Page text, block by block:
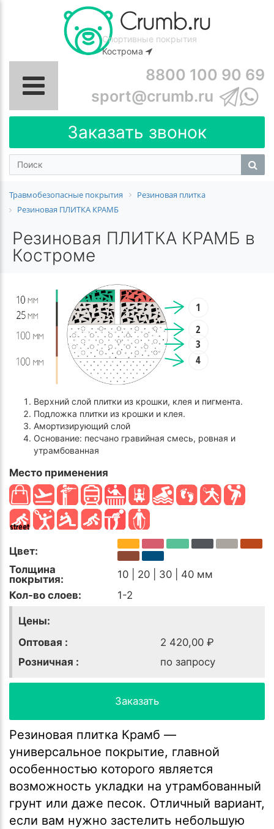
Спортивные покрытия
Кострома
8800 100 90 69
sport@crumb.ru
Заказать звонок
Травмобезопасные покрытия
Резиновая плитка
Резиновая ПЛИТКА КРАМБ
Резиновая ПЛИТКА КРАМБ в
Костроме
1
2
3
4
Верхний слой плитки из крошки, клея и пигмента.
Подложка плитки из крошки и клея.
Амортизирующий слой
Основание: песчано гравийная смесь, ровная и
утрамбованная
Место применения
Цвет:
Толщина
покрытия:
10 | 20 | 30 | 40 мм
Кол-во слоев:
1-2
Цены:
Оптовая :
2 420,00 ₽
Розничная :
по запросу
Заказать
Резиновая плитка Крамб —
универсальное покрытие, главной
особенностью которого является
возможность укладки на утрамбованный
грунт или даже песок. Отличный вариант,
если вам нужно застелить небольшую